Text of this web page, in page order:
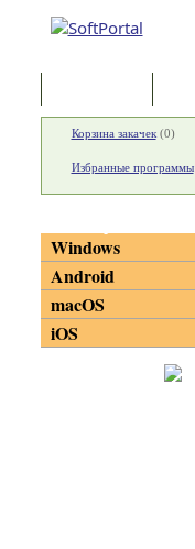
Корзина закачек(0)
Избранные программы
Windows
Android
macOS
iOS